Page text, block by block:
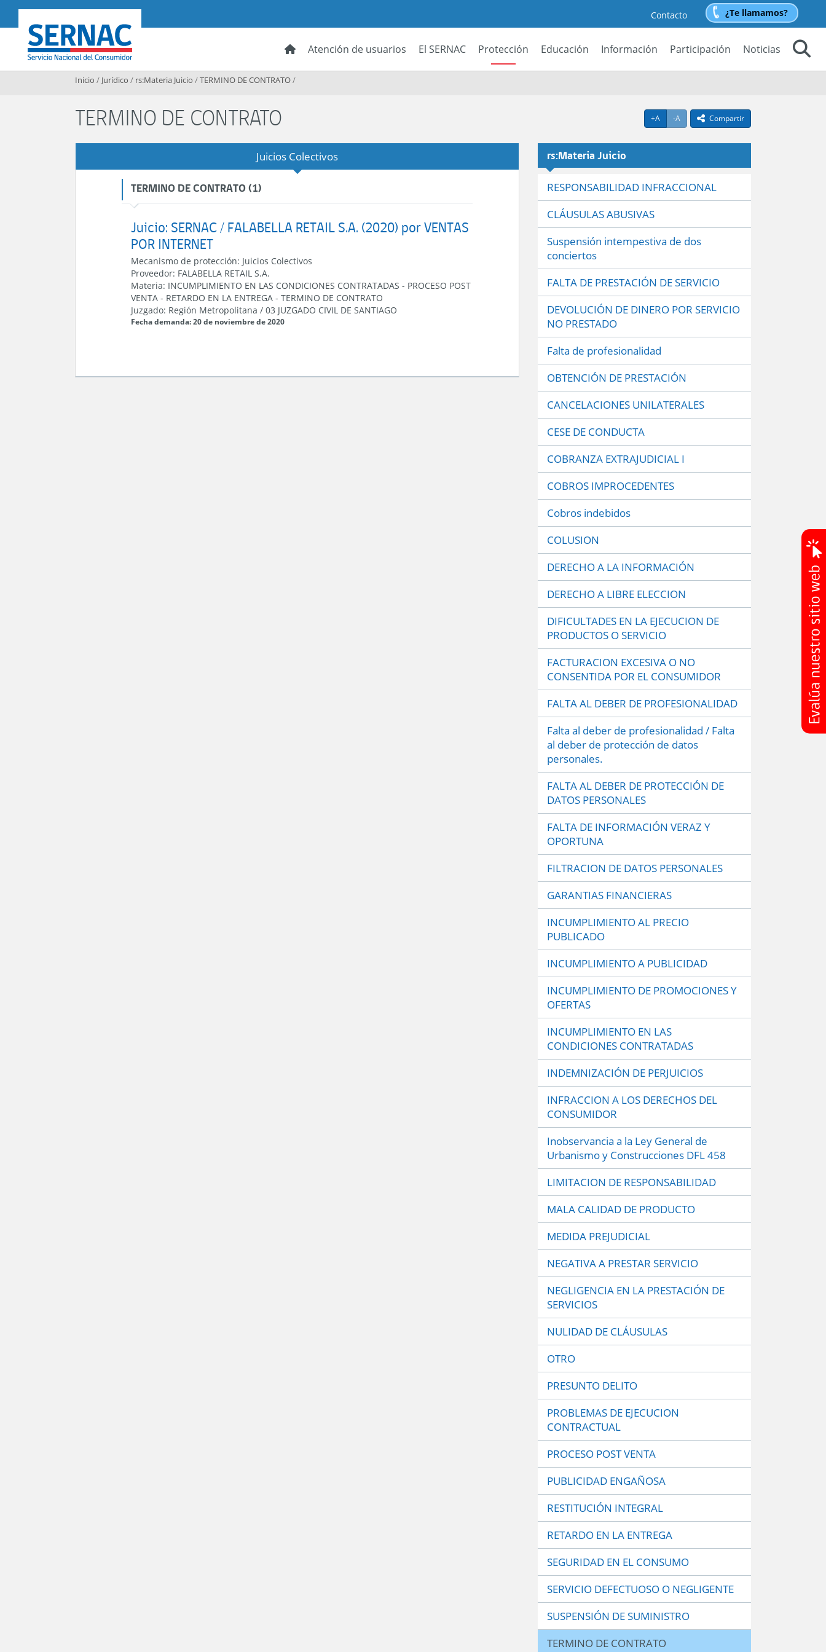
SERNAC
Contacto ¿Te llamamos?
Atención de usuarios El SERNAC Protección Educación Información Participación
Noticias
Inicio / Jurídico / rs:Materia Juicio /TERMINO DE CONTRATO/
+AAgrandar texto
-AAchicar textoicono compartir
Compartir
TERMINO DE CONTRATO
Juicios Colectivos
TERMINO DE CONTRATO (1)
Juicio: SERNAC / FALABELLA RETAIL S.A. (2020) por VENTAS
POR INTERNET
Mecanismo de protección: Juicios Colectivos
Proveedor: FALABELLA RETAIL S.A.
Materia: INCUMPLIMIENTO EN LAS CONDICIONES CONTRATADAS - PROCESO POST
VENTA - RETARDO EN LA ENTREGA -TERMINO DE CONTRATO
Juzgado: Región Metropolitana /03 JUZGADO CIVIL DE SANTIAGO
Fecha demanda: 20 de noviembre de 2020
rs:Materia Juicio
RESPONSABILIDAD INFRACCIONAL
CLÁUSULAS ABUSIVAS
Suspensión intempestiva de dos
conciertos
FALTA DE PRESTACIÓN DE SERVICIO
DEVOLUCIÓN DE DINERO POR SERVICIO
NO PRESTADO
Falta de profesionalidad
OBTENCIÓN DE PRESTACIÓN
CANCELACIONES UNILATERALES
CESE DE CONDUCTA
COBRANZA EXTRAJUDICIAL I
COBROS IMPROCEDENTES
Cobros indebidos
COLUSION
DERECHO A LA INFORMACIÓN
DERECHO A LIBRE ELECCION
DIFICULTADES EN LA EJECUCION DE
PRODUCTOS O SERVICIO
FACTURACION EXCESIVA O NO
CONSENTIDA POR EL CONSUMIDOR
FALTA AL DEBER DE PROFESIONALIDAD
Falta al deber de profesionalidad / Falta
al deber de protección de datos
personales.
FALTA AL DEBER DE PROTECCIÓN DE
DATOS PERSONALES
FALTA DE INFORMACIÓN VERAZ Y
OPORTUNA
FILTRACION DE DATOS PERSONALES
GARANTIAS FINANCIERAS
INCUMPLIMIENTO AL PRECIO
PUBLICADO
INCUMPLIMIENTO A PUBLICIDAD
INCUMPLIMIENTO DE PROMOCIONES Y
OFERTAS
INCUMPLIMIENTO EN LAS
CONDICIONES CONTRATADAS
INDEMNIZACIÓN DE PERJUICIOS
INFRACCION A LOS DERECHOS DEL
CONSUMIDOR
Inobservancia a la Ley General de
Urbanismo y Construcciones DFL 458
LIMITACION DE RESPONSABILIDAD
MALA CALIDAD DE PRODUCTO
MEDIDA PREJUDICIAL
NEGATIVA A PRESTAR SERVICIO
NEGLIGENCIA EN LA PRESTACIÓN DE
SERVICIOS
NULIDAD DE CLÁUSULAS
OTRO
PRESUNTO DELITO
PROBLEMAS DE EJECUCION
CONTRACTUAL
PROCESO POST VENTA
PUBLICIDAD ENGAÑOSA
RESTITUCIÓN INTEGRAL
RETARDO EN LA ENTREGA
SEGURIDAD EN EL CONSUMO
SERVICIO DEFECTUOSO O NEGLIGENTE
SUSPENSIÓN DE SUMINISTRO
TERMINO DE CONTRATO